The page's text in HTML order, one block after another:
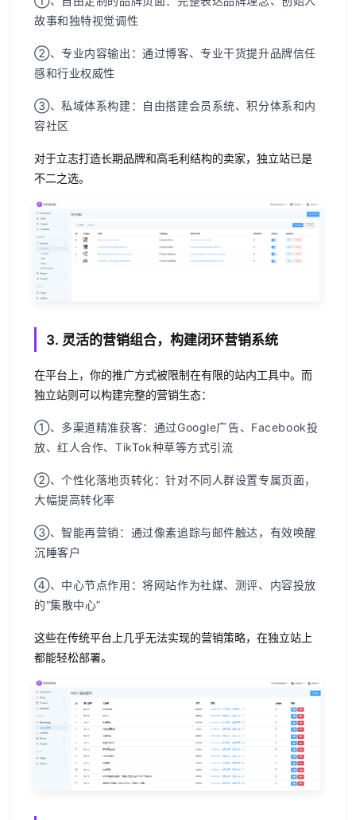
故事和独特视觉调性
②、专业内容输出 ：通过博客、专业干货提升品牌信任
感和行业权威性
③、私域体系构建：自由搭建会员系统、积分体系和内
容社区
对于立志打造长期品牌和高毛利结构的卖家，独立站已是
不二之选。
3. 灵活的营销组合，构建闭环营销系统
在平台上，你的推广方式被限制在有限的站内工具中。而
独立站则可以构建完整的营销生态：
①、多渠道精准获客：通过Google广告、Facebook投
放、红人合作、TikTok种草等方式引流
②、个性化落地页转化：针对不同人群设置专属页面，
大幅提高转化率
③、智能再营销 ：通过像素追踪与邮件触达，有效唤醒
沉睡客户
④、中心节点作用 ：将网站作为社媒、测评、内容投放
的“集散中心”
这些在传统平台上几乎无法实现的营销策略，在独立站上
都能轻松部署。